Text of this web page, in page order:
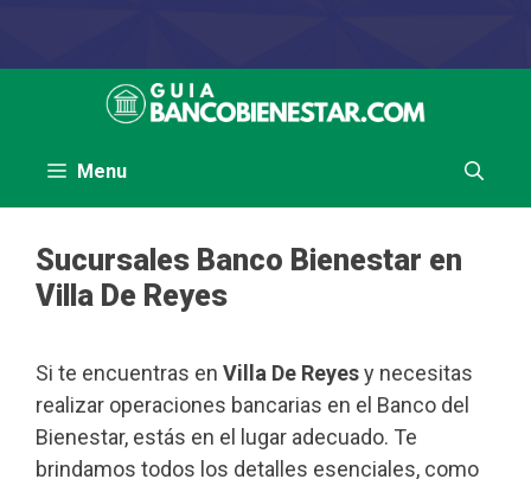
Menu
Sucursales Banco Bienestar en
Villa De Reyes
Si te encuentras en Villa De Reyesy necesitas
realizar operaciones bancarias en el Banco del
Bienestar, estás en el lugar adecuado. Te
brindamos todos los detalles esenciales, como